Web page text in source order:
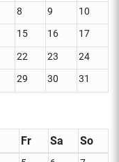
8 9
10
15 16 17
22 23
24
29 30 31
Fr Sa So